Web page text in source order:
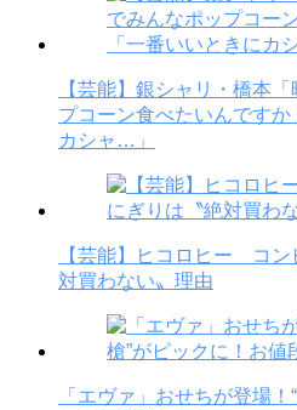
【芸能】銀シャリ・橋本
プコーン食べたいんです
カシャ…」
【芸能】ヒコロヒー コ
対買わない〟理由
「エヴァ」おせちが登場